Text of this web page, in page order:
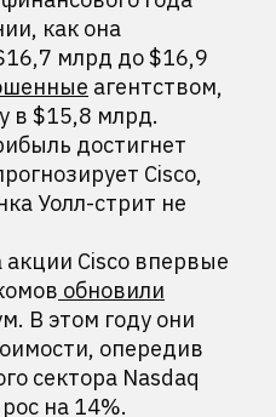
как она
млрд до $16,9
агентством,
в $15,8 млрд.
достигнет
Cisco,
Уолл-стрит не
Cisco впервые
обновили
В этом году они
опередив
сектора Nasdaq
на 14%.